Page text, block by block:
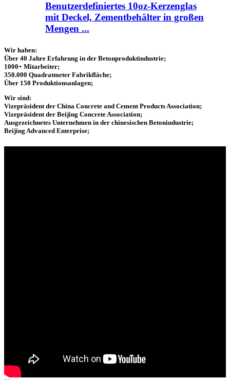
Benutzerdefiniertes 10oz-Kerzenglas
mit Deckel, Zementbehälter in großen
Mengen ...
Wir haben:
Über 40 Jahre Erfahrung in der Betonproduktindustrie;
1000+ Mitarbeiter;
350.000 Quadratmeter Fabrikfläche;
Über 150 Produktionsanlagen;
Wir sind:
Vizepräsident der China Concrete and Cement Products Association;
Vizepräsident der Beijing Concrete Association;
Ausgezeichnetes Unternehmen in der chinesischen Betonindustrie;
Beijing Advanced Enterprise;